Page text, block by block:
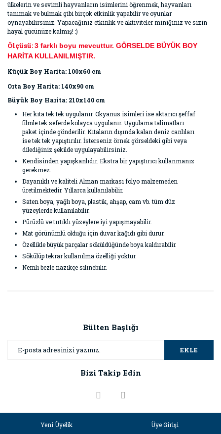
ülkelerin ve sevimli hayvanların isimlerini öğrenmek, hayvanları
tanımak ve bulmak gibi birçok etkinlik yapabilir ve oyunlar
oynayabilirsiniz. Yapacağınız etkinlik ve aktiviteler miniğiniz ve sizin
hayal gücünüze kalmış! :)
Ölçüsü:3 farklı boyu mevcuttur. GÖRSELDE BÜYÜK BOY
HARİTA KULLANILMIŞTIR.
Küçük Boy Harita: 100x60 cm
Orta Boy Harita: 140x90 cm
Büyük Boy Harita: 210x140 cm
Her kıta tek tek uygulanır. Okyanus isimleri ise aktarıcı şeffaf
filmle tek seferde kolayca uygulanır. Uygulama talimatları
paket içinde gönderilir. Kıtaların dışında kalan deniz canlıları
ise tek tek yapıştırılır. İsterseniz örnek görseldeki gibi veya
dilediğiniz şekilde uygulayabilirsiniz.
Kendisinden yapışkanlıdır. Ekstra bir yapıştırıcı kullanmanız
gerekmez.
Dayanıklı ve kaliteli Alman markası folyo malzemeden
üretilmektedir. Yıllarca kullanılabilir.
Saten boya, yağlı boya, plastik, ahşap, cam vb. tüm düz
yüzeylerde kullanılabilir.
Pürüzlü ve tırtıklı yüzeylere iyi yapışmayabilir.
Mat görünümlü olduğu için duvar kağıdı gibi durur.
Özellikle büyük parçalar söküldüğünde boya kaldırabilir.
Sökülüp tekrar kullanılma özelliği yoktur.
Nemli bezle nazikçe silinebilir.
Görüş ve önerileriniz için teşekkür ederiz.
Ürün resmi kalitesiz, bozuk veya görüntülenemiyor.
Ürün bilgilerinde hatalar bulunuyor.
Bülten Başlığı
EKLE
Bizi Takip Edin
Yeni Üyelik Üye Girişi